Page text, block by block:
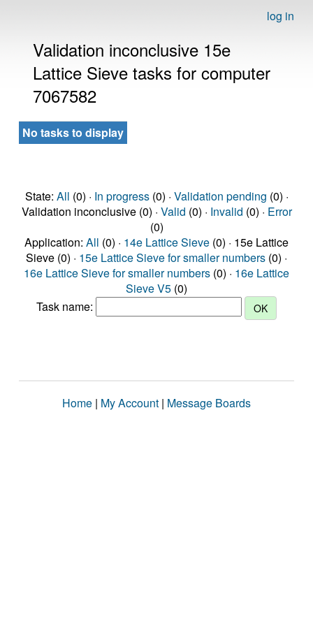
log in
Validation inconclusive 15e
Lattice Sieve tasks for computer
7067582
No tasks to display
State: All (0) · In progress(0) · Validation pending (0) ·
Validation inconclusive (0) · Valid (0) · Invalid (0) · Error
(0)
Application: All (0) · 14e Lattice Sieve (0) · 15e Lattice
Sieve (0) · 15e Lattice Sieve for smaller numbers (0) ·
16e Lattice Sieve for smaller numbers (0) · 16e Lattice
Sieve V5 (0)
Task name:
Home | My Account | Message Boards